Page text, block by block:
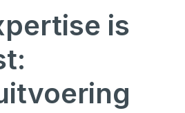
is